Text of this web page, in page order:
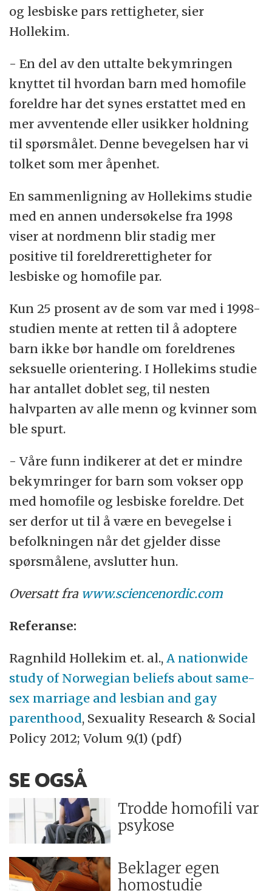
og lesbiske pars rettigheter, sier
Hollekim.
- En del av den uttalte bekymringen
knyttet til hvordan barn med homofile
foreldre har det synes erstattet med en
mer avventende eller usikker holdning
til spørsmålet. Denne bevegelsen har vi
tolket som mer åpenhet.
En sammenligning av Hollekims studie
med en annen undersøkelse fra 1998
viser at nordmenn blir stadig mer
positive til foreldrerettigheter for
lesbiske og homofile par.
Kun 25 prosent av de som var med i 1998-
studien mente at retten til å adoptere
barn ikke bør handle om foreldrenes
seksuelle orientering. I Hollekims studie
har antallet doblet seg, til nesten
halvparten av alle menn og kvinner som
ble spurt.
- Våre funn indikerer at det er mindre
bekymringer for barn som vokser opp
med homofile og lesbiske foreldre. Det
ser derfor ut til å være en bevegelse i
befolkningen når det gjelder disse
spørsmålene, avslutter hun.
Oversatt fra www.sciencenordic.com
Referanse:
Ragnhild Hollekim et. al., A nationwide
study of Norwegian beliefs about same-
sex marriage and lesbian and gay
parenthood, Sexuality Research & Social
Policy 2012; Volum 9.(1) (pdf)
SE OGSÅ
Trodde homofili var
psykose
Beklager egen
homostudie